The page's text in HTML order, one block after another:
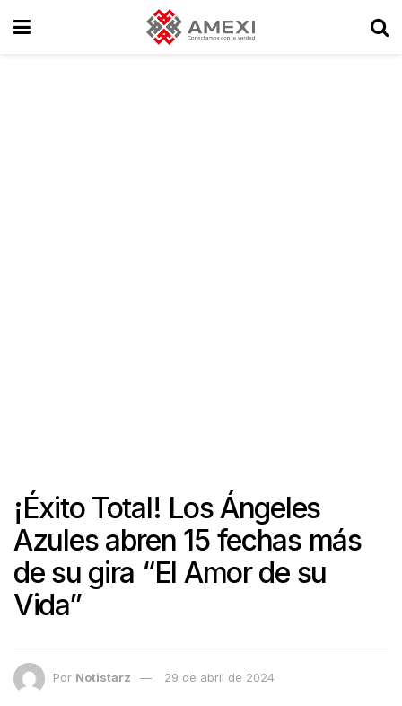
¡Éxito Total! Los Ángeles
Azules abren 15 fechas más
de su gira “El Amor de su
Vida”
Por Notistarz 29 de abril de 2024